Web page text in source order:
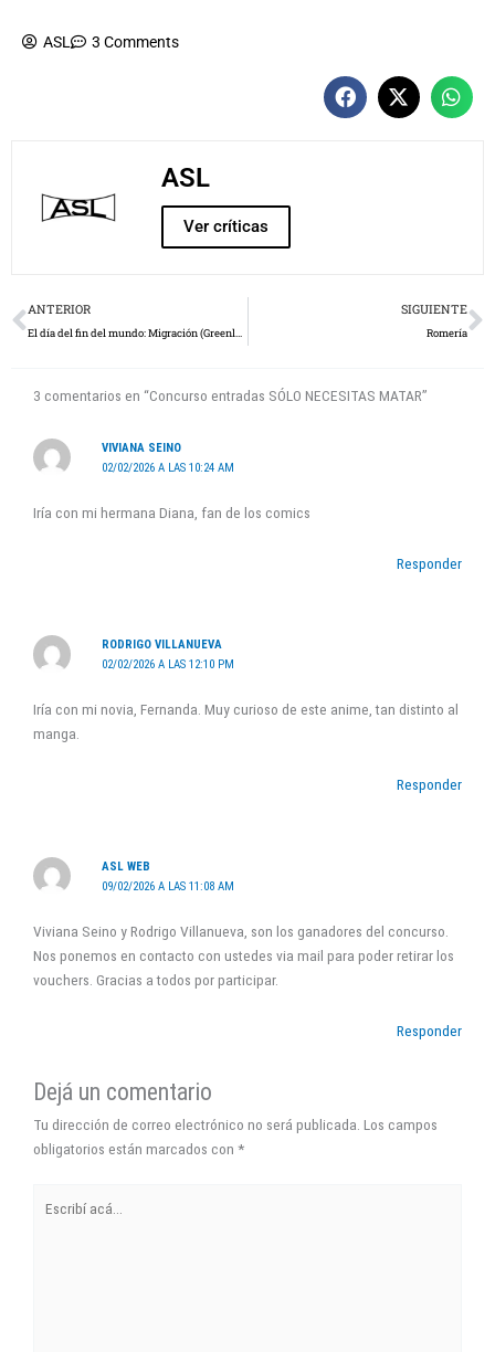
ASL 3 Comments
ASL
Ver críticas
Prev
ANTERIOR
El día del fin del mundo: Migración (Greenland 2: Migration)
SIGUIENTE
Romería
3 comentarios en “Concurso entradas SÓLO NECESITAS MATAR”
VIVIANA SEINO
02/02/2026 A LAS 10:24 AM
Iría con mi hermana Diana, fan de los comics
Responder
RODRIGO VILLANUEVA
02/02/2026 A LAS 12:10 PM
Iría con mi novia, Fernanda. Muy curioso de este anime, tan distinto al
manga.
Responder
ASL WEB
09/02/2026 A LAS 11:08 AM
Viviana Seino y Rodrigo Villanueva, son los ganadores del concurso.
Nos ponemos en contacto con ustedes via mail para poder retirar los
vouchers. Gracias a todos por participar.
Responder
Dejá un comentario
Tu dirección de correo electrónico no será publicada. Los campos
obligatorios están marcados con *
acá...